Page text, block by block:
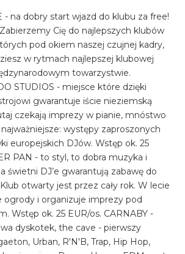
- na dobry start wjazd do klubu za free!
Zabierzemy Cię do najlepszych klubów
pod okiem naszej czujnej kadry,
w rytmach najlepszej klubowej
towarzystwie.
STUDIOS - miejsce które dzięki
gwarantuje iście nieziemską
czekają imprezy w pianie, mnóstwo
występy zaproszonych
europejskich DJów. Wstęp ok. 25
PAN - to styl, to dobra muzyka i
świetni DJ’e gwarantują zabawę do
Klub otwarty jest przez cały rok. W lecie
ogrody i organizuje imprezy pod
Wstęp ok. 25 EUR/os. CARNABY -
dyskotek, the cave - pierwszy
Urban, R'N'B, Trap, Hip Hop,